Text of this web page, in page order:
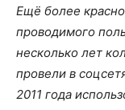
Ещё более
проводимого
несколько лет
провели в
2011 года